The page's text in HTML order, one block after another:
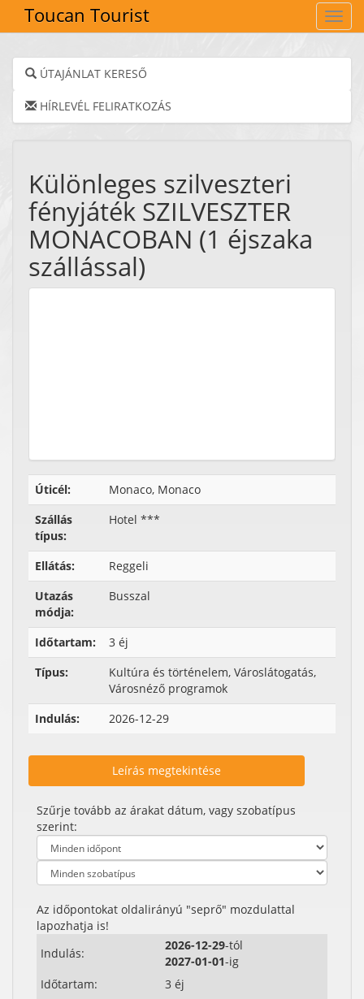
Toucan Tourist
ÚTAJÁNLAT KERESŐ
HÍRLEVÉL FELIRATKOZÁS
Különleges szilveszteri
fényjáték SZILVESZTER
MONACOBAN (1 éjszaka
szállással)
Úticél:
Monaco, Monaco
Szállás
típus:
Hotel ***
Ellátás:
Reggeli
Utazás
módja:
Busszal
Időtartam:
3 éj
Típus:
Kultúra és történelem, Városlátogatás,
Városnéző programok
Indulás:
2026-12-29
Leírás megtekintése
Szűrje tovább az árakat dátum, vagy szobatípus
szerint:
Az időpontokat oldalirányú "seprő" mozdulattal
lapozhatja is!
Indulás:
2026-12-29-tól
2027-01-01-ig
Időtartam:
3 éj